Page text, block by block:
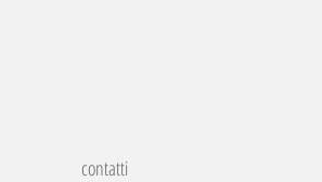
contatti